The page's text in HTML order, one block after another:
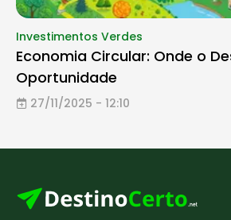
Investimentos Verdes
Economia Circular: Onde o
Oportunidade
27/11/2025 - 12:10